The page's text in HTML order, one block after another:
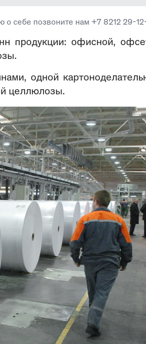
о себе позвоните нам +7 8212 29-
продукции: офисной,
одной
целлюлозы.